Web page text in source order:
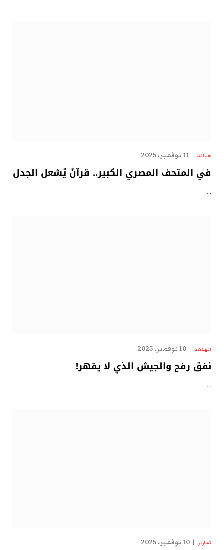
حياتنا 11 نوفمبر، 2025
في المتحف المصري الكبير.. قرآنٌ يُشعل الجدل
…
الهدهد 10 نوفمبر، 2025
نفق رفح والجيش الذي لا يقهر!
…
تقارير 10 نوفمبر، 2025